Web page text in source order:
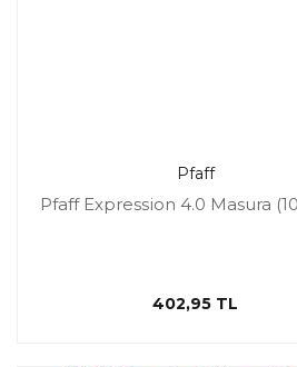
Pfaff
Pfaff Expression 4.0 Masura
402,95 TL